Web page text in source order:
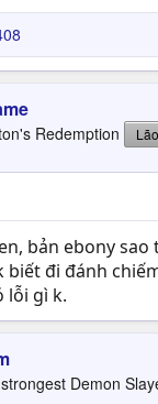
Redemption
bản ebony
biết đi đánh
lỗi gì k.
Demon